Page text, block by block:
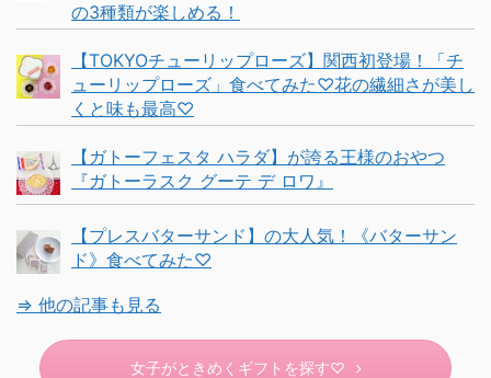
の3種類が楽しめる！
【TOKYOチューリップローズ】関西初登場！「チ
ューリップローズ」食べてみた♡花の繊細さが美し
くと味も最高♡
【ガトーフェスタ ハラダ】が誇る王様のおやつ
『ガトーラスク グーテ デ ロワ』
【プレスバターサンド】の大人気！《バターサン
ド》食べてみた♡
⇒ 他の記事も見る
女子がときめくギフトを探す♡